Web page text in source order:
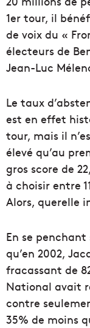
1er tour, il
de voix du «
électeurs de
Jean-Luc
Le taux
est en effet
tour, mais il
élevé qu’au
gros score de
à choisir entre
Alors, querelle
En se
qu’en 2002,
fracassant de
National avait
contre
35% de moins